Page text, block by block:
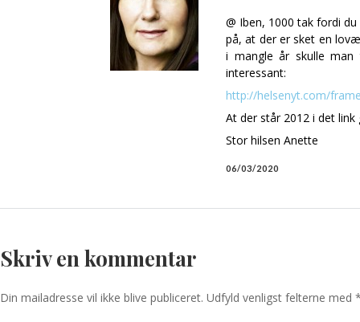
@ Iben, 1000 tak fordi
på, at der er sket en
i mangle år skulle
interessant:
http://helsenyt.com/
At der står 2012 i det
Stor hilsen Anette
06/03/2020
Skriv en kommentar
Din mailadresse vil ikke blive publiceret. Udfyld venligst felterne med